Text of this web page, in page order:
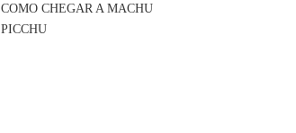
COMO CHEGAR A MACHU
PICCHU